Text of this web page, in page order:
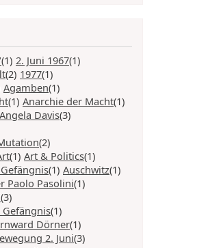
(1) 2. Juni 1967(1)
(2) 1977(1)
Agamben(1)
(1) Anarchie der Macht(1)
Angela Davis(3)
(2)
(1) Art & Politics(1)
(1) Auschwitz(1)
Paolo Pasolini(1)
(3)
(1)
Dörner(1)
2. Juni(3)